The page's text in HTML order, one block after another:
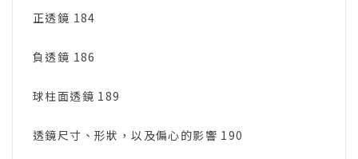
正透鏡 184
負透鏡 186
球柱面透鏡 189
透鏡尺寸、形狀，以及偏心的影響 190